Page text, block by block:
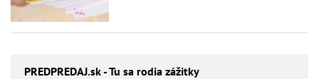
PREDPREDAJ.sk - Tu sa rodia zážitky